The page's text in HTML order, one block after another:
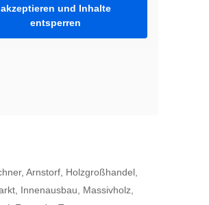
akzeptieren und Inhalte
entsperren